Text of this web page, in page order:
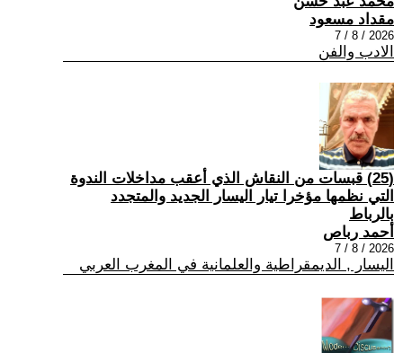
مقداد مسعود
2026 / 8 / 7
الادب والفن
(25) قبسات من النقاش الذي أعقب مداخلات الندوة
التي نظمها مؤخرا تيار اليسار الجديد والمتجدد
بالرباط
أحمد رباص
2026 / 8 / 7
اليسار , الديمقراطية والعلمانية في المغرب العربي